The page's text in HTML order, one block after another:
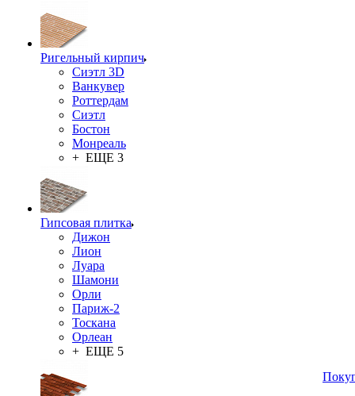
Ригельный кирпич
Сиэтл 3D
Ванкувер
Роттердам
Сиэтл
Бостон
Монреаль
+ ЕЩЕ 3
Гипсовая плитка
Дижон
Лион
Луара
Шамони
Орли
Париж-2
Тоскана
Орлеан
+ ЕЩЕ 5